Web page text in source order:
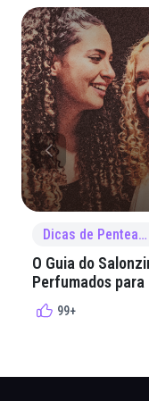
Dicas de Penteado
O Guia do
Perfumados para
99+